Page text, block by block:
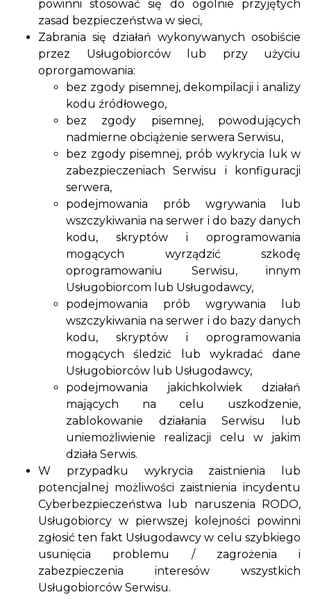
powinni stosować się do ogólnie przyjętych
zasad bezpieczeństwa w sieci,
Zabrania się działań wykonywanych osobiście
przez Usługobiorców lub przy użyciu
oprorgamowania:
bez zgody pisemnej, dekompilacji i analizy
kodu źródłowego,
bez zgody pisemnej, powodujących
nadmierne obciążenie serwera Serwisu,
bez zgody pisemnej, prób wykrycia luk w
zabezpieczeniach Serwisu i konfiguracji
serwera,
podejmowania prób wgrywania lub
wszczykiwania na serwer i do bazy danych
kodu, skryptów i oprogramowania
mogących wyrządzić szkodę
oprogramowaniu Serwisu, innym
Usługobiorcom lub Usługodawcy,
podejmowania prób wgrywania lub
wszczykiwania na serwer i do bazy danych
kodu, skryptów i oprogramowania
mogących śledzić lub wykradać dane
Usługobiorców lub Usługodawcy,
podejmowania jakichkolwiek działań
mających na celu uszkodzenie,
zablokowanie działania Serwisu lub
uniemożliwienie realizacji celu w jakim
działa Serwis.
W przypadku wykrycia zaistnienia lub
potencjalnej możliwości zaistnienia incydentu
Cyberbezpieczeństwa lub naruszenia RODO,
Usługobiorcy w pierwszej kolejności powinni
zgłosić ten fakt Usługodawcy w celu szybkiego
usunięcia problemu / zagrożenia i
zabezpieczenia interesów wszystkich
Usługobiorców Serwisu.